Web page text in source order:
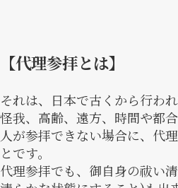
【代理参拝とは】
それは、日本で古くから行わ
怪我、高齢、遠方、時間や都
人が参拝できない場合に、代
とです。
代理参拝でも、御自身の祓い